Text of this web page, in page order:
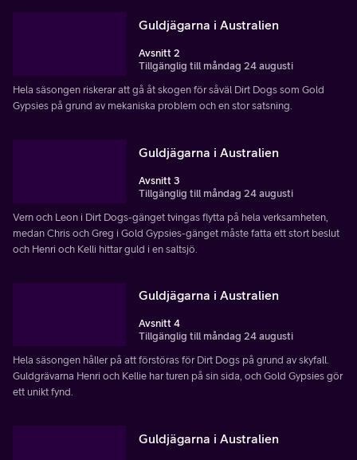
Guldjägarna i Australien
Avsnitt 2
Tillgänglig till måndag 24 augusti
Hela säsongen riskerar att gå åt skogen för såväl Dirt Dogs som Gold
Gypsies på grund av mekaniska problem och en stor satsning.
Guldjägarna i Australien
Avsnitt 3
Tillgänglig till måndag 24 augusti
Vern och Leon i Dirt Dogs-gänget tvingas flytta på hela verksamheten,
medan Chris och Greg i Gold Gypsies-gänget måste fatta ett stort beslut
och Henri och Kelli hittar guld i en saltsjö.
Guldjägarna i Australien
Avsnitt 4
Tillgänglig till måndag 24 augusti
Hela säsongen håller på att förstöras för Dirt Dogs på grund av skyfall.
Guldgrävarna Henri och Kellie har turen på sin sida, och Gold Gypsies gör
ett unikt fynd.
Guldjägarna i Australien